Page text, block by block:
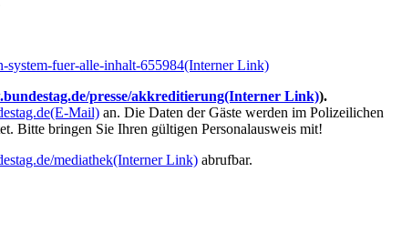
system-fuer-alle-inhalt-655984(Interner Link)
presse/akkreditierung(Interner Link)).
(E-Mail) an. Die Daten der Gäste werden im Polizeilichen
Bitte bringen Sie Ihren gültigen Personalausweis mit!
mediathek(Interner Link) abrufbar.